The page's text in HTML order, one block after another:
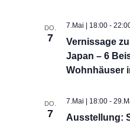
DO.
7
Vernissage
Japan – 6
Wohnhäuser
7.Mai | 18:00 -
DO.
7
Ausstellung:
7.Mai | 18:00 -